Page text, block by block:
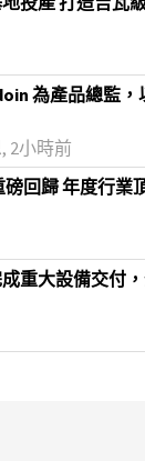
為產品總監
2小時前
磅回歸 年度行業
重大設備交付